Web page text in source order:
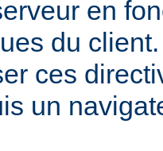
en
du
ces
un